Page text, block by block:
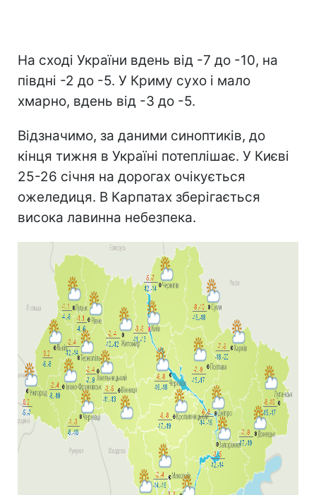
На сході України вдень від -7 до -10, на
півдні -2 до -5. У Криму сухо і мало
хмарно, вдень від -3 до -5.
Відзначимо, за даними синоптиків, до
кінця тижня в Україні потеплішає. У Києві
25-26 січня на дорогах очікується
ожеледиця. В Карпатах зберігається
висока лавинна небезпека.